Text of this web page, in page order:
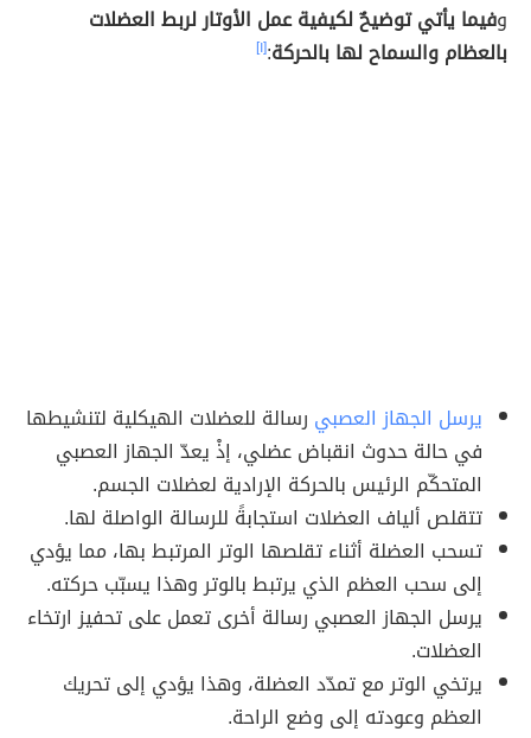
وفيما يأتي توضيحٌ لكيفية عمل الأوتار لربط العضلات
بالعظام والسماح لها بالحركة:[١]
يرسل الجهاز العصبي رسالة للعضلات الهيكلية لتنشيطها
في حالة حدوث انقباض عضلي، إذْ يعدّ الجهاز العصبي
المتحكّم الرئيس بالحركة الإرادية لعضلات الجسم.
تتقلص ألياف العضلات استجابةً للرسالة الواصلة لها.
تسحب العضلة أثناء تقلصها الوتر المرتبط بها، مما يؤدي
إلى سحب العظم الذي يرتبط بالوتر وهذا يسبّب حركته.
يرسل الجهاز العصبي رسالة أخرى تعمل على تحفيز ارتخاء
العضلات.
يرتخي الوتر مع تمدّد العضلة، وهذا يؤدي إلى تحريك
العظم وعودته إلى وضع الراحة.